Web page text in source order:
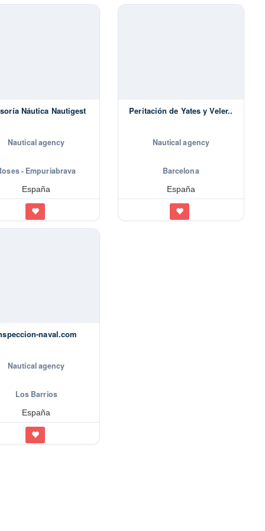
Náutica Nautigest
Nautical agency
- Empuriabrava
España
Peritación de Yates y Veler..
Nautical agency
Barcelona
España
naval.com
Nautical agency
Los Barrios
España